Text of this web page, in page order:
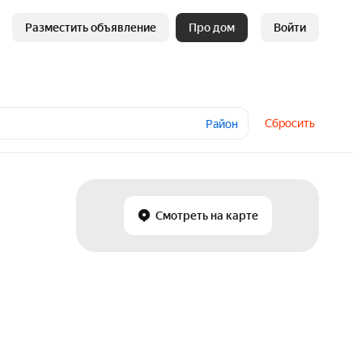
Разместить объявление Про дом Войти
Район Сбросить
Смотреть на карте